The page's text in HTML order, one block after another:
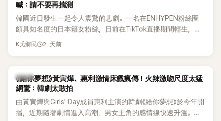
喊：請不要再揣測
韓國近日發生一起令人震驚的悲劇。一名在ENHYPEN粉絲圈
頗具知名度的日本籍女粉絲，日前在TikTok直播期間輕生，最
終不幸身亡，消息曝光後震驚韓網，也讓不少粉絲湧入社群平
K氏鄉民 2 天前
韓劇
《給你夢想》黃寅燁、惠利激情床戲瘋傳！火辣激吻尺度太猛
網驚：韓劇太敢拍
由黃寅燁與Girls' Day成員惠利主演的韓劇《給你夢想》於今年開
播，近期隨著劇情進入高潮，男女主角的感情線快速升溫。最